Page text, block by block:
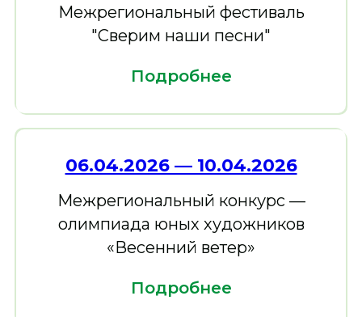
Межрегиональный фестиваль
"Сверим наши песни"
Подробнее
06.04.2026 — 10.04.2026
Межрегиональный конкурс —
олимпиада юных художников
«Весенний ветер»
Подробнее